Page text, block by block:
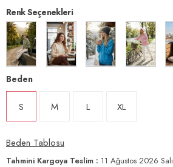
Renk Seçenekleri
Beden
S M L XL
Beden Tablosu
Tahmini Kargoya Teslim : 11 Ağustos 2026 Salı